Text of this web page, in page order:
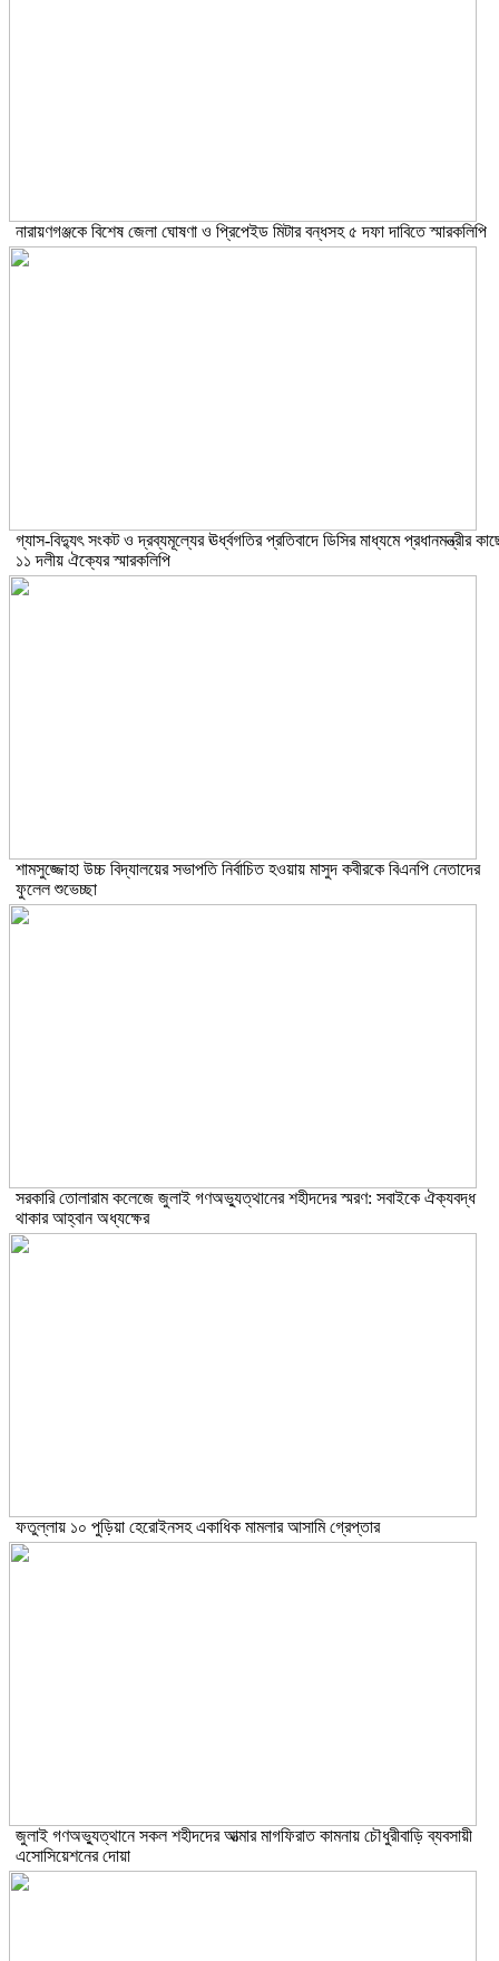
নারায়ণগঞ্জকে বিশেষ জেলা ঘোষণা ও প্রিপেইড মিটার বন্ধসহ ৫ দফা দাবিতে স্মারকলিপি
গ্যাস-বিদ্যুৎ সংকট ও দ্রব্যমূল্যের ঊর্ধ্বগতির প্রতিবাদে ডিসির মাধ্যমে প্রধানমন্ত্রীর
১১ দলীয় ঐক্যের স্মারকলিপি
শামসুজ্জোহা উচ্চ বিদ্যালয়ের সভাপতি নির্বাচিত হওয়ায় মাসুদ কবীরকে বিএনপি নেতাদের
ফুলেল শুভেচ্ছা
সরকারি তোলারাম কলেজে জুলাই গণঅভ্যুত্থানের শহীদদের স্মরণ: সবাইকে ঐক্যবদ্ধ
থাকার আহ্বান অধ্যক্ষের
ফতুল্লায় ১০ পুড়িয়া হেরোইনসহ একাধিক মামলার আসামি গ্রেপ্তার
জুলাই গণঅভ্যুত্থানে সকল শহীদদের আত্মার মাগফিরাত কামনায় চৌধুরীবাড়ি ব্যবসায়ী
এসোসিয়েশনের দোয়া